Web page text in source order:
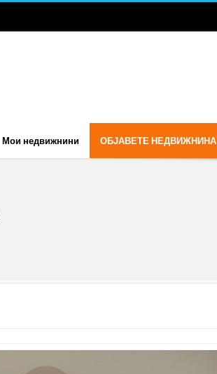
Мои недвижнини ОБЈАВЕТЕ НЕДВИЖНИНА